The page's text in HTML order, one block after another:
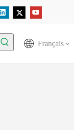
Français